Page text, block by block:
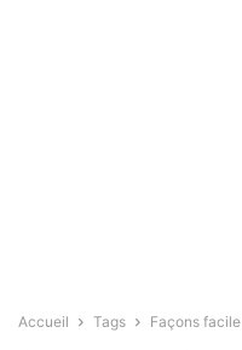
Accueil Tags Façons facile